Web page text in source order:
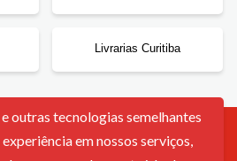
Livrarias Curitiba
Política De Cookies Termos De Uso
outras tecnologias semelhantes
em nossos serviços,